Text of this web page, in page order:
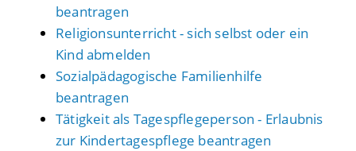
beantragen
Religionsunterricht - sich selbst oder ein
Kind abmelden
Sozialpädagogische Familienhilfe
beantragen
Tätigkeit als Tagespflegeperson - Erlaubnis
zur Kindertagespflege beantragen